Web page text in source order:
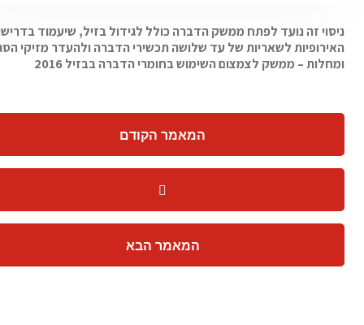
ניסוי זה נועד לפתח ממשק הדברה כולל לגידול בזיל, שיעמוד
האירופיות לשאריות של עד שלושה תכשירי הדברה ולהעדר מזיקי
ומחלות – ממשק לצמצום השימוש בחומרי הדברה בבזיל 2016
המאמר הקודם
המאמר הבא